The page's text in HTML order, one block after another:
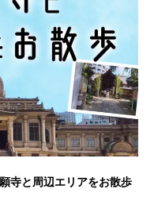
寺と周辺エリアをお散歩